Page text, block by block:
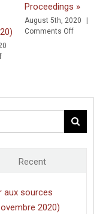
on
«
Beisamoun
plus
tombe
au
jour
Proceedings »
August 5th, 2020
|
Comments Offon
Metal
–
UISPP
Recent
aux sources
2020)